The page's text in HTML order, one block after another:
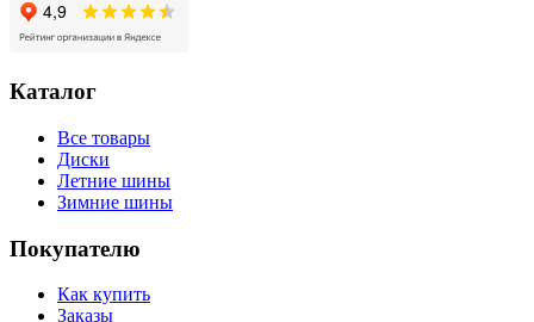
Каталог
Все товары
Диски
Летние шины
Зимние шины
Покупателю
Как купить
Заказы